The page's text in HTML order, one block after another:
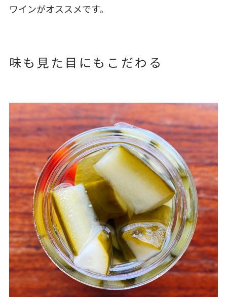
ワインがオススメです。
味も見た目にもこだわる